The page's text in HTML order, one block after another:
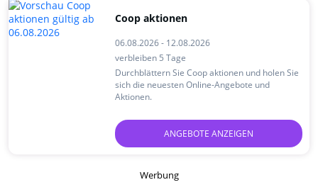
Coop aktionen
06.08.2026 - 12.08.2026
verbleiben 5 Tage
Durchblättern Sie Coop aktionen und holen Sie
sich die neuesten Online-Angebote und
Aktionen.
ANGEBOTE ANZEIGEN
Werbung